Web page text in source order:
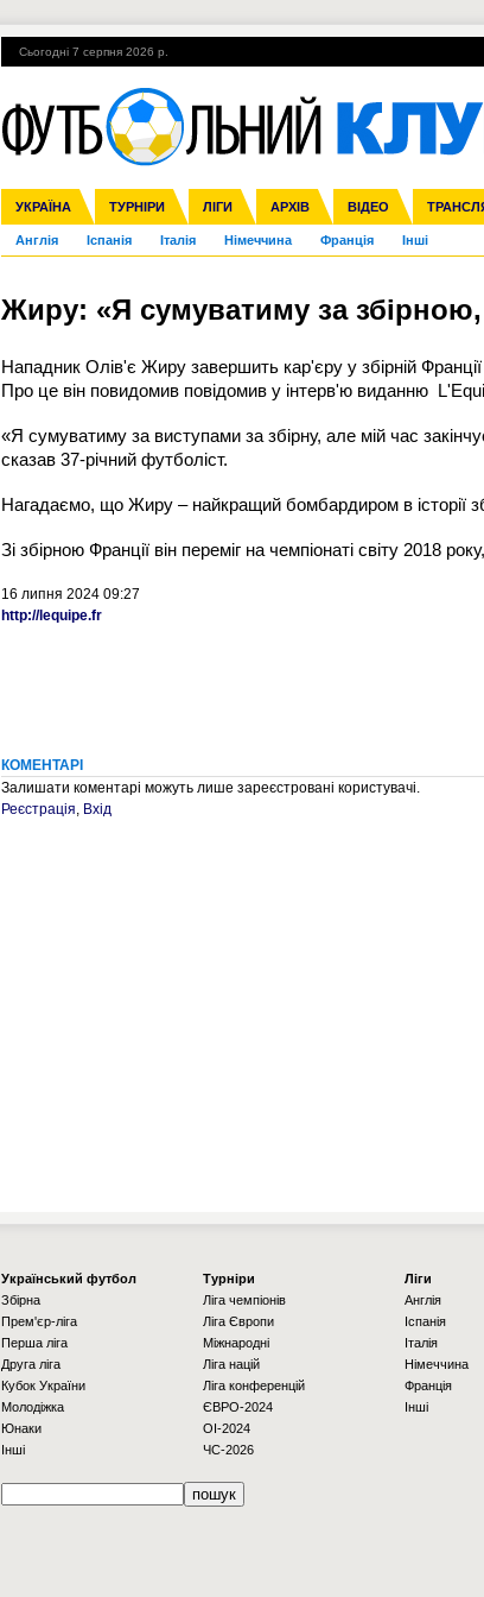
Сьогодні 7 серпня 2026 р.
УКРАЇНА ТУРНІРИ ЛІГИ АРХІВ ВІДЕО
Збірна Прем'єр-ліга Перша ліга Друга ліга Кубок
Ліга чемпіонів Ліга Європи Міжнародні Ліга націй Ліга
Англія Іспанія Італія Німеччина Франція Інші
ЧС-2014 ЄВРО-2016 Росія Кубок конфедерацій ЧЄ-2015
Гарячі теми УПЛ, 1-й тур ВІЙНА УПЛ-ПЕРЕХОДИ
Жиру: «Я сумуватиму за збірною,
Нападник Олів'є Жиру завершить кар'єру у збірній
Про це він повидомив повідомив у інтерв'ю виданню
«Я сумуватиму за виступами за збірну, але мій час
сказав 37-річний футболіст.
Нагадаємо, що Жиру – найкращий бомбардиром в історії
Зі збірною Франції він переміг на чемпіонаті світу 2018
16 липня 2024 09:27
http://lequipe.fr
КОМЕНТАРІ
Залишати коментарі можуть лише зареєстровані користувачі.
Реєстрація, Вхід
Українcький футбол
Збірна
Прем'єр-ліга
Перша ліга
Друга ліга
Кубок України
Молодіжка
Юнаки
Інші
Турніри
Ліга чемпіонів
Ліга Європи
Міжнародні
Ліга націй
Ліга конференцій
ЄВРО-2024
OI-2024
ЧС-2026
Ліги
Англія
Іспанія
Італія
Німеччина
Франція
Інші